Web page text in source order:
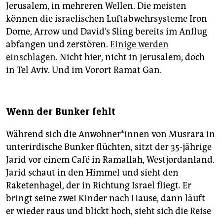
Jerusalem, in mehreren Wellen. Die meisten
können die israelischen Luftabwehrsysteme Iron
Dome, Arrow und David’s Sling bereits im Anflug
abfangen und zerstören. Einige werden
einschlagen. Nicht hier, nicht in Jerusalem, doch
in Tel Aviv. Und im Vorort Ramat Gan.
Wenn der Bunker fehlt
Während sich die An­woh­ne­r*in­nen von Musrara in
unterirdische Bunker flüchten, sitzt der 35-jährige
Jarid vor einem Café in Ramallah, Westjordanland.
Jarid schaut in den Himmel und sieht den
Raketenhagel, der in Richtung Israel fliegt. Er
bringt seine zwei Kinder nach Hause, dann läuft
er wieder raus und blickt hoch, sieht sich die Reise